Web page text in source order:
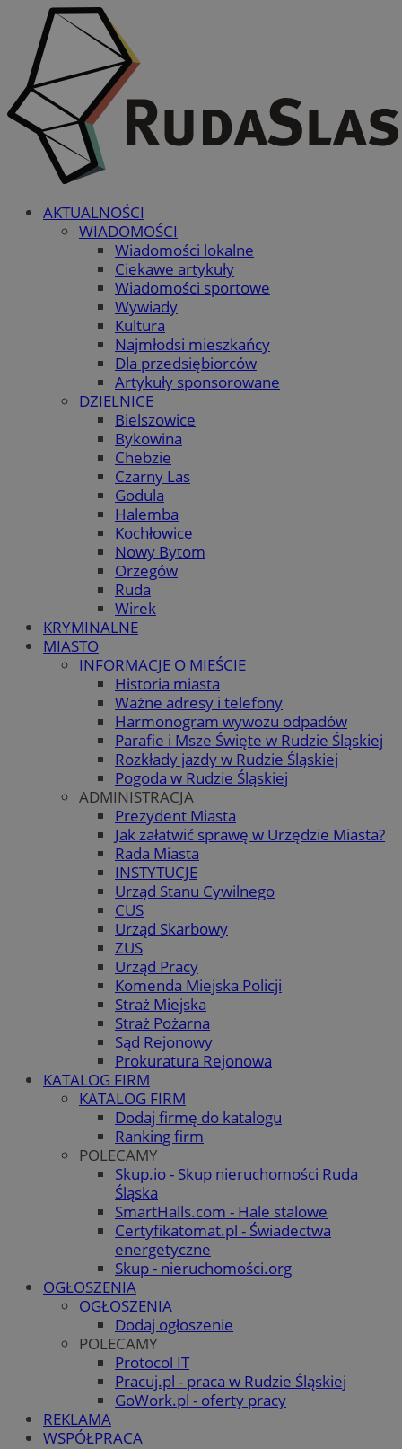
AKTUALNOŚCI
WIADOMOŚCI
Wiadomości lokalne
Ciekawe artykuły
Wiadomości sportowe
Wywiady
Kultura
Najmłodsi mieszkańcy
Dla przedsiębiorców
Artykuły sponsorowane
DZIELNICE
Bielszowice
Bykowina
Chebzie
Czarny Las
Godula
Halemba
Kochłowice
Nowy Bytom
Orzegów
Ruda
Wirek
KRYMINALNE
MIASTO
INFORMACJE O MIEŚCIE
Historia miasta
Ważne adresy i telefony
Harmonogram wywozu odpadów
Parafie i Msze Święte w Rudzie Śląskiej
Rozkłady jazdy w Rudzie Śląskiej
Pogoda w Rudzie Śląskiej
ADMINISTRACJA
Prezydent Miasta
Jak załatwić sprawę w Urzędzie Miasta?
Rada Miasta
INSTYTUCJE
Urząd Stanu Cywilnego
CUS
Urząd Skarbowy
ZUS
Urząd Pracy
Komenda Miejska Policji
Straż Miejska
Straż Pożarna
Sąd Rejonowy
Prokuratura Rejonowa
KATALOG FIRM
KATALOG FIRM
Dodaj firmę do katalogu
Ranking firm
POLECAMY
Skup.io - Skup nieruchomości Ruda
Śląska
SmartHalls.com - Hale stalowe
Certyfikatomat.pl - Świadectwa
energetyczne
Skup - nieruchomości.org
OGŁOSZENIA
OGŁOSZENIA
Dodaj ogłoszenie
POLECAMY
Protocol IT
Pracuj.pl - praca w Rudzie Śląskiej
GoWork.pl - oferty pracy
REKLAMA
WSPÓŁPRACA